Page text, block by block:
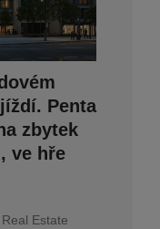
Penta
zbytek
ve hře
Estate